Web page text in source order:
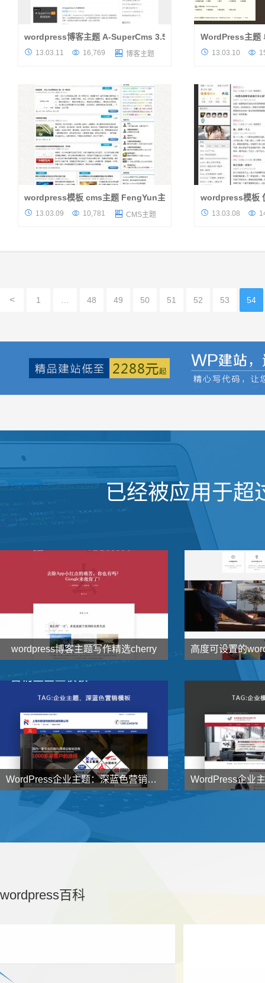
这款来自杰夫创意的免费wordpress博客主题
题，一直低调的存在着，而如今杰夫...
wordpress博客主题 A-SuperCms 3.5下载
 13.03.11  16,769  博客主题
功能，主题的顶部
WordPress主题
 13.03.10 
在wordpress主题上比较感兴趣的人应该都认
wordpress模板 cms主题 FengYun主题下载
 13.03.09  10,781  CMS主题
一款来自Yalon.C
wordpress模板
 13.03.08 
< 1 48 49 50 51 52 53 54
已经被应用于超
wordpress博客主题写作精选cherry
 138 元 了解详情  1000
WordPress企业主题：深蓝色营销型企业主题NstTheme发布
998 了解详情
wordpress百科